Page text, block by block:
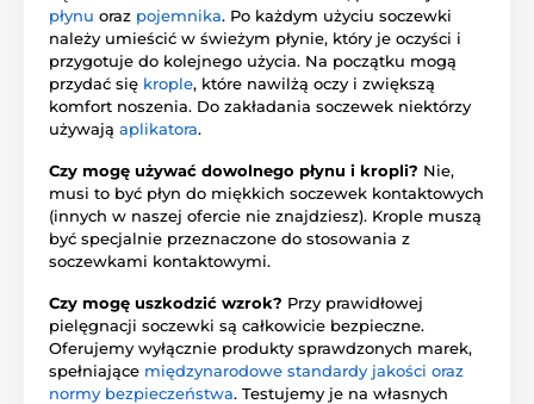
płynu oraz pojemnika. Po każdym użyciu soczewki
należy umieścić w świeżym płynie, który je oczyści i
przygotuje do kolejnego użycia. Na początku mogą
przydać się krople, które nawilżą oczy i zwiększą
komfort noszenia. Do zakładania soczewek niektórzy
używają aplikatora.
Czy mogę używać dowolnego płynu i kropli? Nie,
musi to być płyn do miękkich soczewek kontaktowych
(innych w naszej ofercie nie znajdziesz). Krople muszą
być specjalnie przeznaczone do stosowania z
soczewkami kontaktowymi.
Czy mogę uszkodzić wzrok? Przy prawidłowej
pielęgnacji soczewki są całkowicie bezpieczne.
Oferujemy wyłącznie produkty sprawdzonych marek,
spełniające międzynarodowe standardy jakości oraz
normy bezpieczeństwa. Testujemy je na własnych